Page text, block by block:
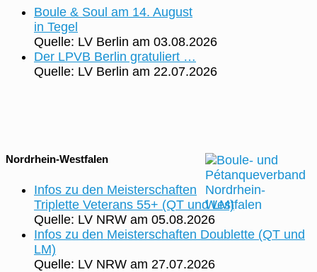
Boule & Soul am 14. August
in Tegel
Quelle: LV Berlin am 03.08.2026
Der LPVB Berlin gratuliert …
Quelle: LV Berlin am 22.07.2026
Nordrhein-Westfalen
Infos zu den Meisterschaften
Triplette Veterans 55+ (QT und LM)
Quelle: LV NRW am 05.08.2026
Infos zu den Meisterschaften Doublette (QT und
LM)
Quelle: LV NRW am 27.07.2026